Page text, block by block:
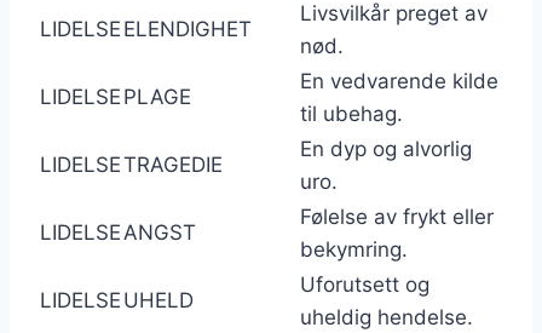
LIDELSE ELENDIGHET
Livsvilkår preget av
nød.
LIDELSE PLAGE
En vedvarende kilde
til ubehag.
LIDELSETRAGEDIE
En dyp og alvorlig
uro.
LIDELSEANGST
Følelse av frykt eller
bekymring.
LIDELSE UHELD
Uforutsett og
uheldig hendelse.